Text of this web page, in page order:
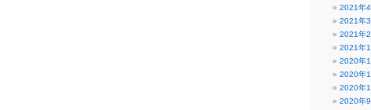
2021年4
2021年3
2021年2
2021年1
2020年
2020年
2020年
2020年9